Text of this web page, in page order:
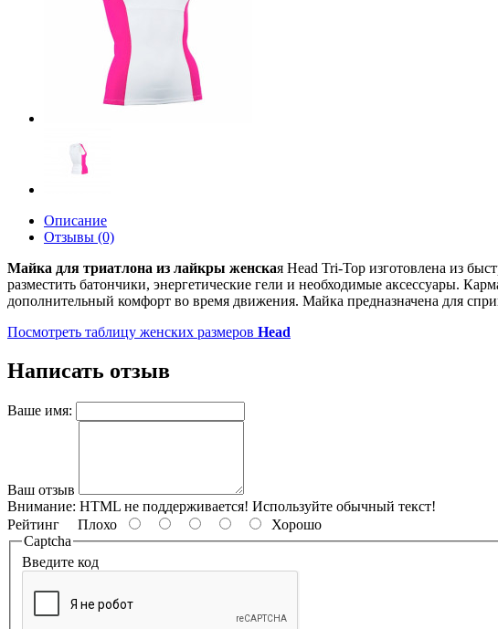
Описание
Отзывы (0)
Майка для триатлона из лайкры женская Head Tri-Top изготовлена из
разместить батончики, энергетические гели и необходимые аксессуары.
дополнительный комфорт во время движения. Майка предназначена для
Посмотреть таблицу женских размеров Head
Написать отзыв
Ваше имя:
Ваш отзыв
Внимание: HTML не поддерживается! Используйте обычный текст!
Рейтинг Плохо
Хорошо
Captcha
Введите код